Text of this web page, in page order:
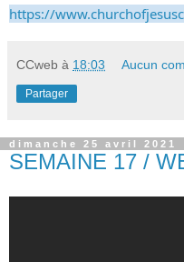
https://
CCweb à 18:03 Aucun
Partager
dimanche 25 avril 2021
SEMAINE 17 /